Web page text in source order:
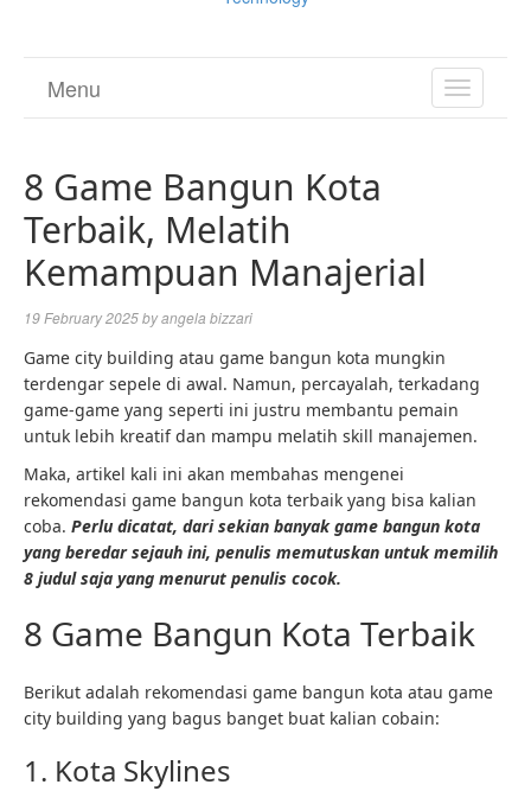
TOGGLE
Menu
8 Game Bangun Kota
Terbaik, Melatih
Kemampuan Manajerial
19 February 2025byangela bizzari
Game city building atau game bangun kota mungkin
terdengar sepele di awal. Namun, percayalah, terkadang
game-game yang seperti ini justru membantu pemain
untuk lebih kreatif dan mampu melatih skill manajemen.
Maka, artikel kali ini akan membahas mengenei
rekomendasi game bangun kota terbaik yang bisa kalian
coba. Perlu dicatat, dari sekian banyak game bangun kota
yang beredar sejauh ini, penulis memutuskan untuk memilih
8 judul saja yang menurut penulis cocok.
8 Game Bangun Kota Terbaik
Berikut adalah rekomendasi game bangun kota atau game
city building yang bagus banget buat kalian cobain:
1. Kota Skylines